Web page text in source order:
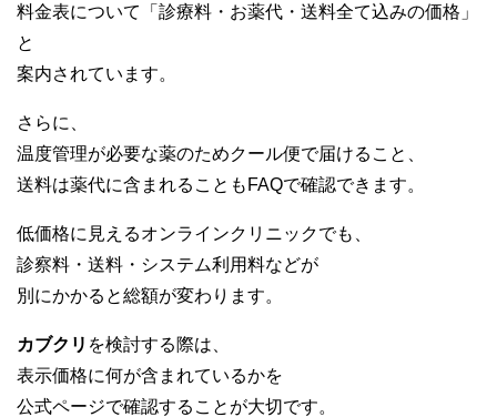
料金表について「診療料・お薬代・送料全て込みの価格」
と
案内されています。
さらに、
温度管理が必要な薬のためクール便で届けること、
送料は薬代に含まれることもFAQで確認できます。
低価格に見えるオンラインクリニックでも、
診察料・送料・システム利用料などが
別にかかると総額が変わります。
カブクリ を検討する際は、
表示価格に何が含まれているかを
公式ページで確認することが大切です。